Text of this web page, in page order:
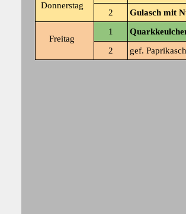
Donnerstag
2
Gulasch mit
Freitag
1
2
gef.